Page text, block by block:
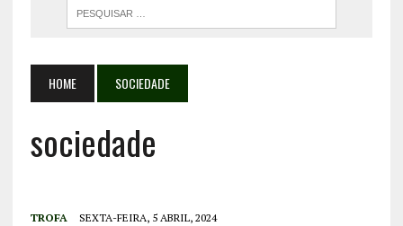
HOME SOCIEDADE
sociedade
TROFA SEXTA-FEIRA, 5 ABRIL, 2024